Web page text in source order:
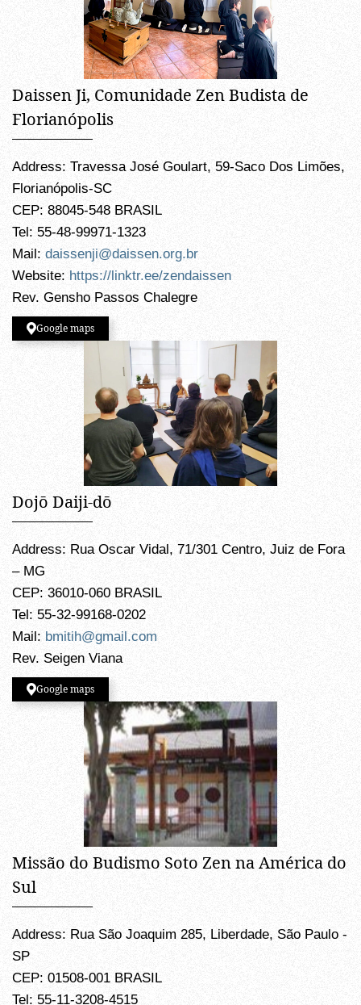
Daissen Ji, Comunidade Zen Budista de
Florianópolis
Address: Travessa José Goulart, 59-Saco Dos Limões,
Florianópolis-SC
CEP: 88045-548 BRASIL
Tel: 55-48-99971-1323
Mail: daissenji@daissen.org.br
Website: https://linktr.ee/zendaissen
Rev. Gensho Passos Chalegre
Google maps
Dojō Daiji-dō
Address: Rua Oscar Vidal, 71/301 Centro, Juiz de Fora
– MG
CEP: 36010-060 BRASIL
Tel: 55-32-99168-0202
Mail: bmitih@gmail.com
Rev. Seigen Viana
Google maps
Missão do Budismo Soto Zen na América do
Sul
Address: Rua São Joaquim 285, Liberdade, São Paulo -
SP
CEP: 01508-001 BRASIL
Tel: 55-11-3208-4515